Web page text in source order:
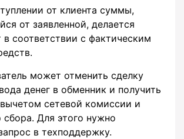
от клиента суммы,
от заявленной, делается
в соответствии с фактическим
может отменить сделку
денег в обменник и получить
вычетом сетевой комиссии и
сбора. Для этого нужно
в техподдержку.